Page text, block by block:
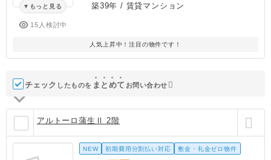
もっと見る
15人検討中
築39年 / 賃貸マンション
人気上昇中！注目の物件です！
チェック したものを ま と めて お問い合わせ
アルトーロ蒲生Ⅱ 2階
NEW 初期費用分割払い対応 敷金・礼金ゼロ物件